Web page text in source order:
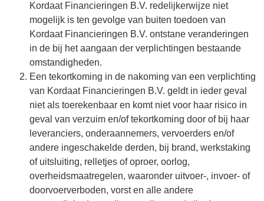
Kordaat Financieringen B.V. redelijkerwijze niet
mogelijk is ten gevolge van buiten toedoen van
Kordaat Financieringen B.V. ontstane veranderingen
in de bij het aangaan der verplichtingen bestaande
omstandigheden.
Een tekortkoming in de nakoming van een verplichting
van Kordaat Financieringen B.V. geldt in ieder geval
niet als toerekenbaar en komt niet voor haar risico in
geval van verzuim en/of tekortkoming door of bij haar
leveranciers, onderaannemers, vervoerders en/of
andere ingeschakelde derden, bij brand, werkstaking
of uitsluiting, relletjes of oproer, oorlog,
overheidsmaatregelen, waaronder uitvoer-, invoer- of
doorvoerverboden, vorst en alle andere